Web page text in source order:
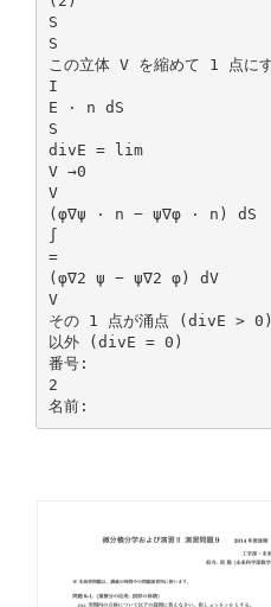
S
S
この立体 V を縮めて 1 点に
I
E · n dS
S
divE = lim
V →0
V
(φ∇ψ · n − ψ∇φ · n) dS
∫
=
(φ∇2 ψ − ψ∇2 φ) dV
V
その 1 点が涌点 (divE >
以外 (divE = 0)
番号:
2